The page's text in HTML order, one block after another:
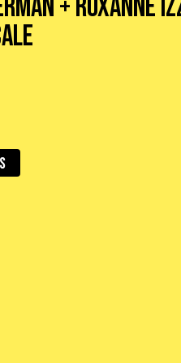
+ ROXANNE